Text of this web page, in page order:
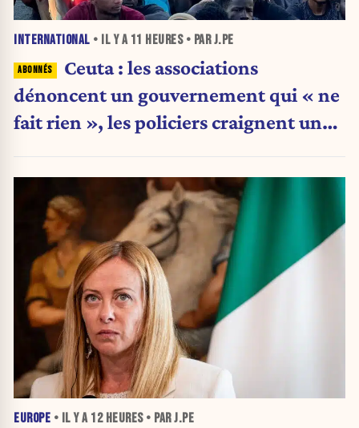
INTERNATIONAL • IL Y A 11 HEURES• PAR J.PE
Ceuta : les associations
dénoncent un gouvernement qui « ne
fait rien », les policiers craignent une
EUROPE • IL Y A 12 HEURES• PAR J.PE